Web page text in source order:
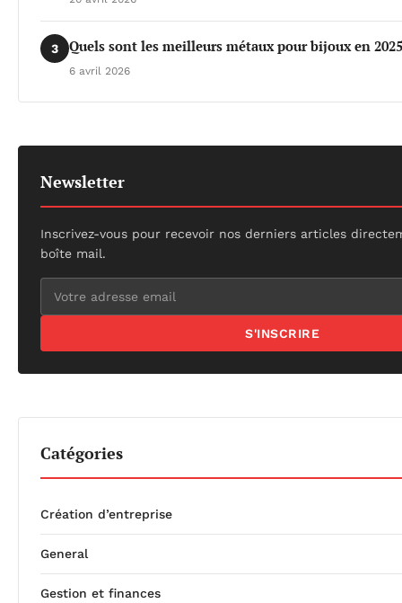
3 Quels sont les meilleurs métaux pour bijoux en
6 avril 2026
Newsletter
Inscrivez-vous pour recevoir nos derniers articles
boîte mail.
S'INSCRIRE
Catégories
Création d’entreprise
General
Gestion et finances